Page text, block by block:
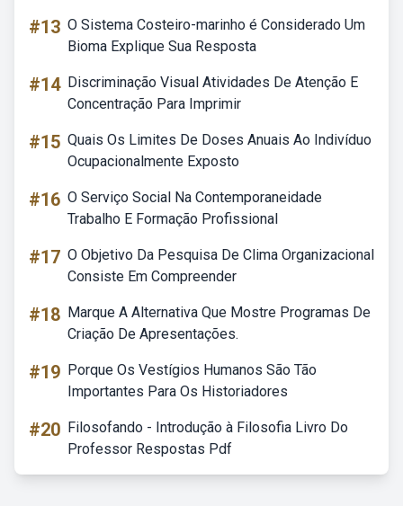
#13 O Sistema Costeiro-marinho é Considerado Um
Bioma Explique Sua Resposta
#14 Discriminação Visual Atividades De Atenção E
Concentração Para Imprimir
#15 Quais Os Limites De Doses Anuais Ao Indivíduo
Ocupacionalmente Exposto
#16 O Serviço Social Na Contemporaneidade
Trabalho E Formação Profissional
#17 O Objetivo Da Pesquisa De Clima Organizacional
Consiste Em Compreender
#18 Marque A Alternativa Que Mostre Programas De
Criação De Apresentações.
#19 Porque Os Vestígios Humanos São Tão
Importantes Para Os Historiadores
#20 Filosofando - Introdução à Filosofia Livro Do
Professor Respostas Pdf